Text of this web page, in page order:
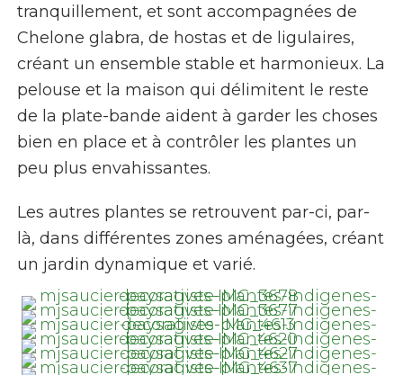
tranquillement, et sont accompagnées de
Chelone glabra, de hostas et de ligulaires,
créant un ensemble stable et harmonieux. La
pelouse et la maison qui délimitent le reste
de la plate-bande aident à garder les choses
bien en place et à contrôler les plantes un
peu plus envahissantes.
Les autres plantes se retrouvent par-ci, par-
là, dans différentes zones aménagées, créant
un jardin dynamique et varié.